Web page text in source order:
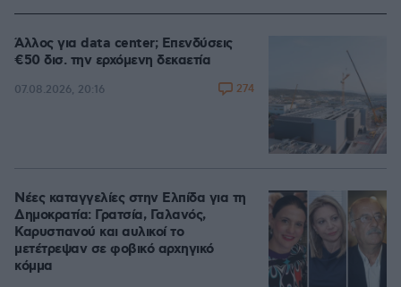
Άλλος για data center; Επενδύσεις
€50 δισ. την ερχόμενη δεκαετία
07.08.2026, 20:16 274
Νέες καταγγελίες στην Ελπίδα για τη
Δημοκρατία: Γρατσία, Γαλανός,
Καρυστιανού και αυλικοί το
μετέτρεψαν σε φοβικό αρχηγικό
κόμμα